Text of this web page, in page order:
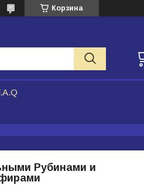
Корзина
Рубинами и